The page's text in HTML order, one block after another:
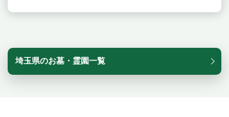
埼玉県のお墓・霊園一覧